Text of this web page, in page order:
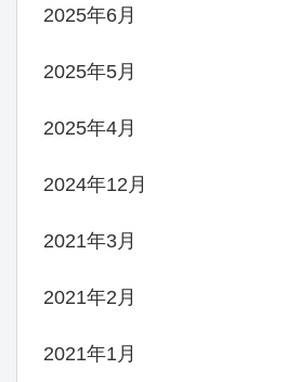
2025年6月
2025年5月
2025年4月
2024年12月
2021年3月
2021年2月
2021年1月